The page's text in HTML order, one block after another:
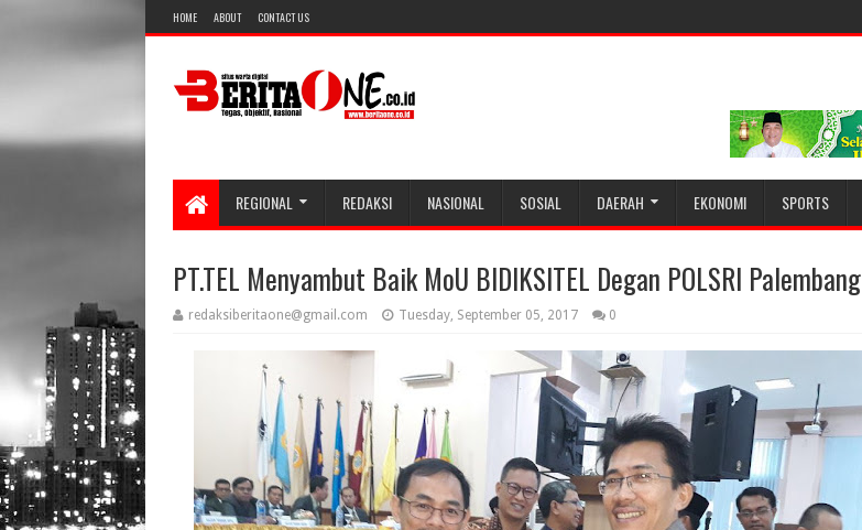
HOME ABOUT CONTACT US
REGIONAL REDAKSI NASIONAL SOSIAL DAERAH EKONOMI SPORTS
PT.TEL Menyambut Baik MoU BIDIKSITEL Degan POLSRI Palembang
redaksiberitaone@gmail.com Tuesday, September 05, 2017 0